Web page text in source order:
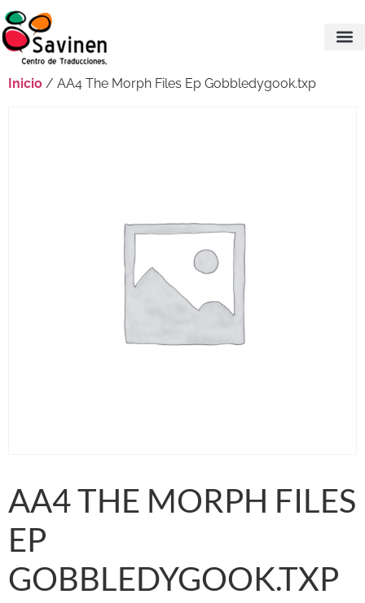
Inicio / AA4 The Morph Files Ep Gobbledygook.txp
AA4 THE MORPH FILES
EP
GOBBLEDYGOOK.TXP